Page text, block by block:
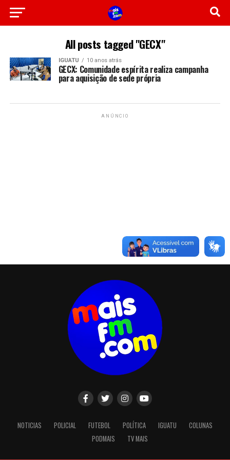
All posts tagged "GECX"
IGUATU 10 anos atrás
GECX: Comunidade espírita realiza campanha
para aquisição de sede própria
ANÚNCIO
NOTICIAS POLICIAL FUTEBOL POLÍTICA IGUATU
COLUNAS
PODMAIS
TV MAIS